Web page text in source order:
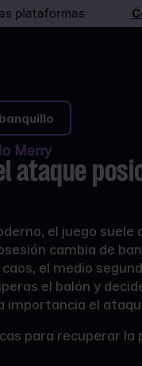
Merry
ataque
el juego suele
cambia de
el medio
el balón y
importancia el
para recuperar la